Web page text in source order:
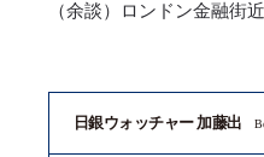
（余談）ロンドン金融街
日銀ウォッチャー 加藤出